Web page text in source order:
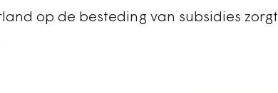
op de besteding van subsidies zorgt